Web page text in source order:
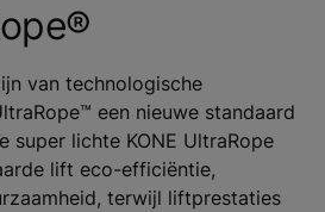
van technologische
een nieuwe standaard
super lichte KONE UltraRope
lift eco-efficiëntie,
terwijl liftprestaties